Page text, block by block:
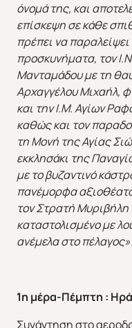
όνομά της, και
επίσκεψη σε κάθε
πρέπει να
προσκυνήματα, τον
Μανταμάδου με τη
Αρχαγγέλου Μιχαήλ,
και την Ι.Μ. Αγίων
καθώς και τον
τη Μονή της Αγίας
εκκλησάκι της
με το βυζαντινό
πανέμορφα
τον Στρατή
καταστολισμένο με
ανέμελα στο πέλαγος».
1η μέρα-Πέμπτη :
Συνάντηση στο